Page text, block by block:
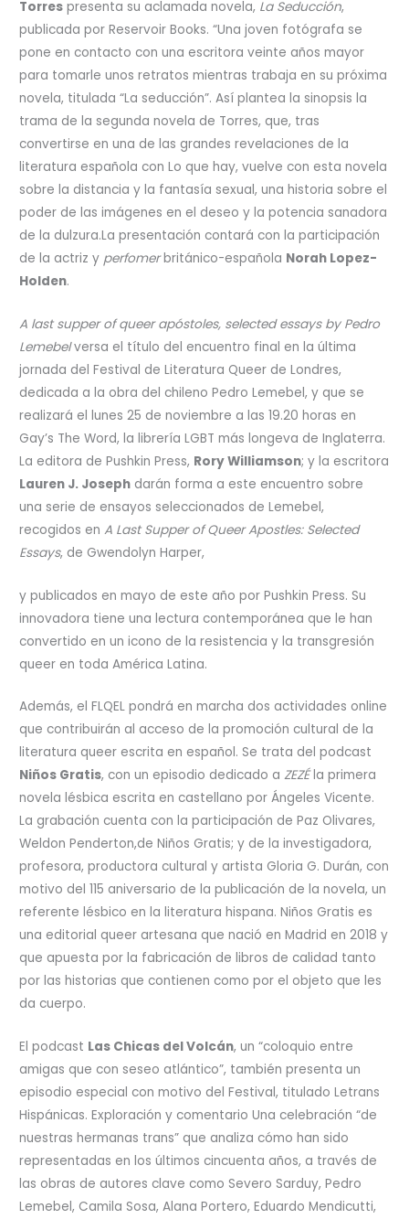
Torres presenta su aclamada novela, La Seducción,
publicada por Reservoir Books. “Una joven fotógrafa se
pone en contacto con una escritora veinte años mayor
para tomarle unos retratos mientras trabaja en su próxima
novela, titulada “La seducción”. Así plantea la sinopsis la
trama de la segunda novela de Torres, que, tras
convertirse en una de las grandes revelaciones de la
literatura española con Lo que hay, vuelve con esta novela
sobre la distancia y la fantasía sexual, una historia sobre el
poder de las imágenes en el deseo y la potencia sanadora
de la dulzura.La presentación contará con la participación
de la actriz y perfomerbritánico-española Norah Lopez-
Holden.
A last supper of queer apóstoles, selected essays by Pedro
Lemebelversa el título del encuentro final en la última
jornada del Festival de Literatura Queer de Londres,
dedicada a la obra del chileno Pedro Lemebel, y que se
realizará el lunes 25 de noviembre a las 19.20 horas en
Gay’s The Word, la librería LGBT más longeva de Inglaterra.
La editora de Pushkin Press, Rory Williamson; y la escritora
Lauren J. Joseph darán forma a este encuentro sobre
una serie de ensayos seleccionados de Lemebel,
recogidos enA Last Supper of Queer Apostles: Selected
Essays, de Gwendolyn Harper,
y publicados en mayo de este año por Pushkin Press. Su
innovadora tiene una lectura contemporánea que le han
convertido en un icono de la resistencia y la transgresión
queer en toda América Latina.
Además, el FLQEL pondrá en marcha dos actividades online
que contribuirán al acceso de la promoción cultural de la
literatura queer escrita en español. Se trata del podcast
Niños Gratis, con un episodio dedicado aZEZÉla primera
novela lésbica escrita en castellano por Ángeles Vicente.
La grabación cuenta con la participación de Paz Olivares,
Weldon Penderton,de Niños Gratis; y de la investigadora,
profesora, productora cultural y artista Gloria G. Durán, con
motivo del 115 aniversario de la publicación de la novela, un
referente lésbico en la literatura hispana. Niños Gratis es
una editorial queer artesana que nació en Madrid en 2018 y
que apuesta por la fabricación de libros de calidad tanto
por las historias que contienen como por el objeto que les
da cuerpo.
El podcast Las Chicas del Volcán, un “coloquio entre
amigas que con seseo atlántico”, también presenta un
episodio especial con motivo del Festival, titulado Letrans
Hispánicas. Exploración y comentario Una celebración “de
nuestras hermanas trans” que analiza cómo han sido
representadas en los últimos cincuenta años, a través de
las obras de autores clave como Severo Sarduy, Pedro
Lemebel, Camila Sosa, Alana Portero, Eduardo Mendicutti,